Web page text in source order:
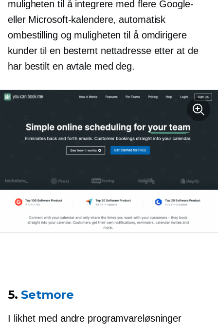
muligheten til å integrere med flere Google-
eller Microsoft-kalendere, automatisk
ombestilling og muligheten til å omdirigere
kunder til en bestemt nettadresse etter at de
har bestilt en avtale med deg.
5.Setmore
I likhet med andre programvareløsninger